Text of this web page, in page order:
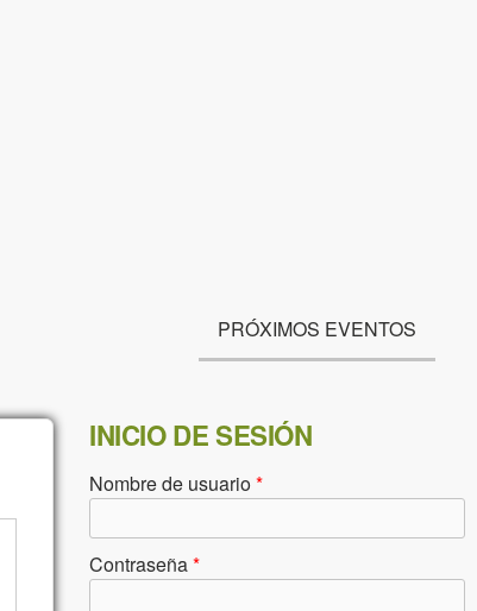
PRÓXIMOS EVENTOS
INICIO DE SESIÓN
Nombre de usuario*
Contraseña*